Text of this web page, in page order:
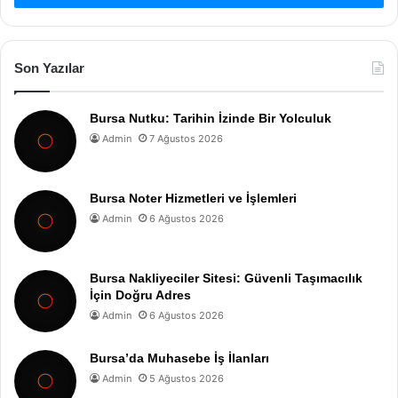
Son Yazılar
Bursa Nutku: Tarihin İzinde Bir Yolculuk
Admin 7 Ağustos 2026
Bursa Noter Hizmetleri ve İşlemleri
Admin 6 Ağustos 2026
Bursa Nakliyeciler Sitesi: Güvenli Taşımacılık
İçin Doğru Adres
Admin 6 Ağustos 2026
Bursa’da Muhasebe İş İlanları
Admin 5 Ağustos 2026